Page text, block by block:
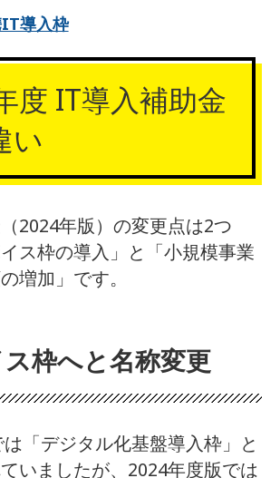
導入枠
度 IT導入補助金
い
2024年版）の変更点は2つ
ス枠の導入」と「小規模事業
増加」です。
枠へと名称変更
「デジタル化基盤導入枠」と
いましたが、2024年度版では